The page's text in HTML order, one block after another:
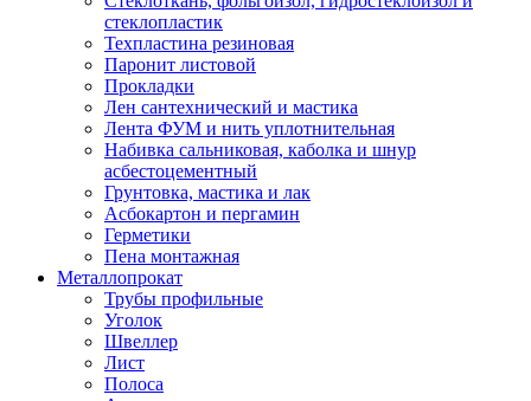
стеклопластик
Техпластина резиновая
Паронит листовой
Прокладки
Лен сантехнический и мастика
Лента ФУМ и нить уплотнительная
Набивка сальниковая, каболка и шнур
асбестоцементный
Грунтовка, мастика и лак
Асбокартон и пергамин
Герметики
Пена монтажная
Металлопрокат
Трубы профильные
Уголок
Швеллер
Лист
Полоса